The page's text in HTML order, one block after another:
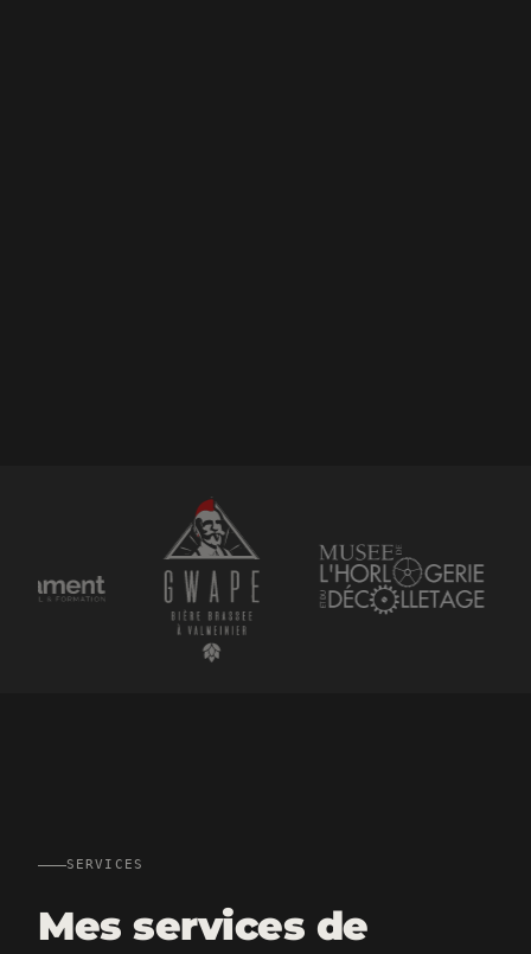
Ils m'ont fait confiance
SERVICES
Mes services de